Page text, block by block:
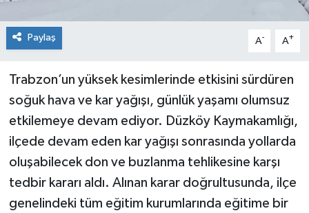
Paylaş A- A+
Trabzon’un yüksek kesimlerinde etkisini sürdüren
soğuk hava ve kar yağışı, günlük yaşamı olumsuz
etkilemeye devam ediyor. Düzköy Kaymakamlığı,
ilçede devam eden kar yağışı sonrasında yollarda
oluşabilecek don ve buzlanma tehlikesine karşı
tedbir kararı aldı. Alınan karar doğrultusunda, ilçe
genelindeki tüm eğitim kurumlarında eğitime bir